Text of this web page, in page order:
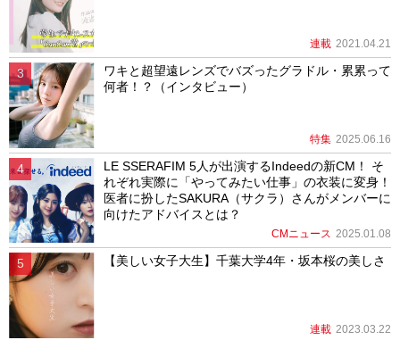
連載 2021.04.21
ワキと超望遠レンズでバズったグラドル・累累って
何者！？（インタビュー）
特集 2025.06.16
LE SSERAFIM 5人が出演するIndeedの新CM！ そ
れぞれ実際に「やってみたい仕事」の衣装に変身！
医者に扮したSAKURA（サクラ）さんがメンバーに
向けたアドバイスとは？
CMニュース 2025.01.08
【美しい女子大生】千葉大学4年・坂本桜の美しさ
連載 2023.03.22